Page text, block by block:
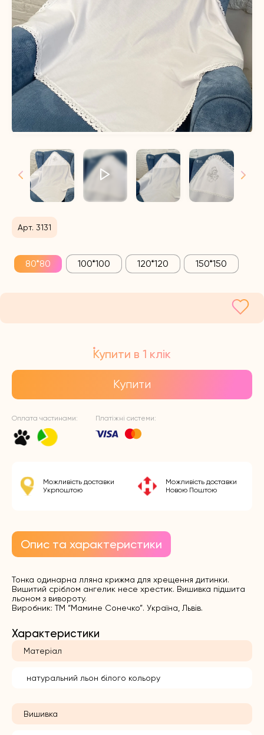
Арт. 3131
80*80 100*100 120*120 150*150
Купити в 1 клік
Купити
Оплата частинами: Платіжні системи:
Можливість доставки
Укрпоштою
Можливість доставки
Новою Поштою
Опис та характеристики
Тонка одинарна лляна крижма для хрещення дитинки.
Вишитий сріблом ангелик несе хрестик. Вишивка підшита
льоном з вивороту.
Виробник: ТМ “Мамине Сонечко”. Україна, Львів.
Характеристики
Матеріал
натуральний льон білого кольору
Вишивка